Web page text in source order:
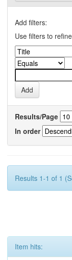
Add filters:
Use filters to
Results/Page
In order
Results 1-1 of 1
Item hits: